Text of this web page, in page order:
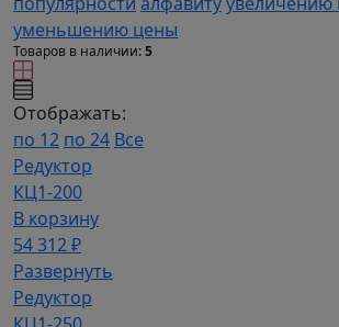
уменьшению цены
Товаров в наличии:5
Отображать:
по 12 по 24 Все
Редуктор
КЦ1-200
В корзину
54 312 ₽
Развернуть
Редуктор